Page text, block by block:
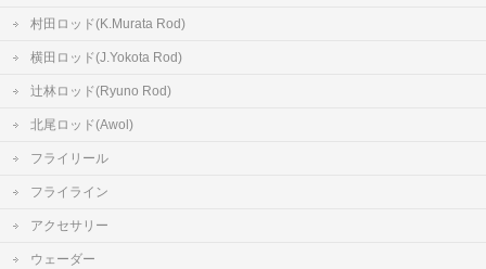
村田ロッド(K.Murata Rod)
横田ロッド(J.Yokota Rod)
辻林ロッド(Ryuno Rod)
北尾ロッド(Awol)
フライリール
フライライン
アクセサリー
ウェーダー